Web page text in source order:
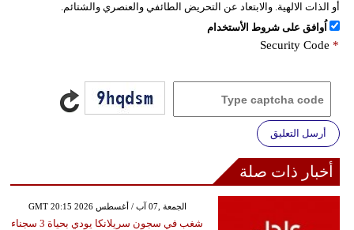
أو الذات الالهية. والابتعاد عن التحريض الطائفي والعنصري والشتائم.
اُوافق على شروط الأستخدام
Security Code *
أرسل التعليق
أخبار ذات صلة
GMT 20:15 2026 الجمعة ,07 آب / أغسطس
شغب في سجون سريلانكا يودي بحياة 3 سجناء